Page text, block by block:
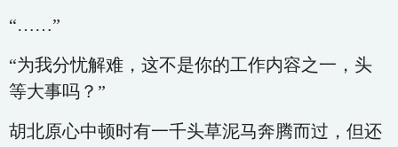
“……”
“为我分忧解难，这不是你的工作内容之一，头
等大事吗？”
胡北原心中顿时有一千头草泥马奔腾而过，但还